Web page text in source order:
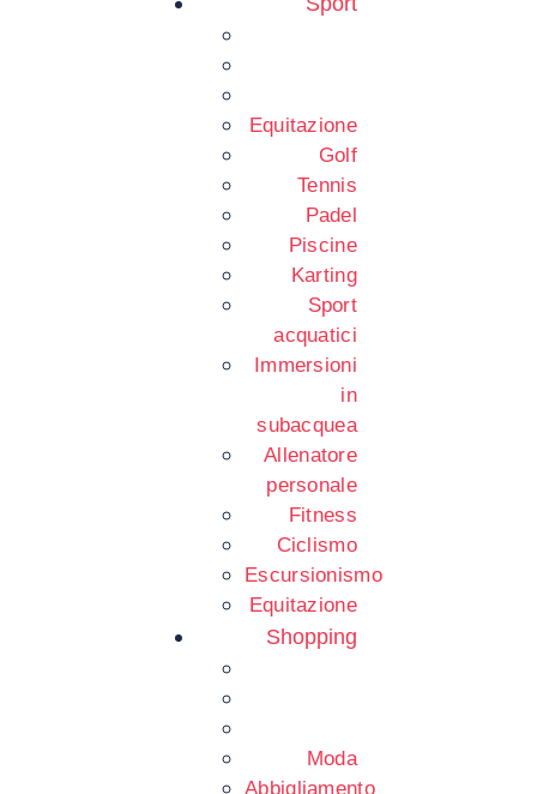
Equitazione
Golf
Tennis
Padel
Piscine
Karting
Sport
acquatici
Immersioni
in
subacquea
Allenatore
personale
Fitness
Ciclismo
Escursionismo
Equitazione
Shopping
Moda
Abbigliamento